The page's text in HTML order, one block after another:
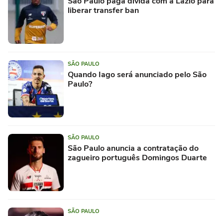
liberar transfer ban
SÃO PAULO
Quando Iago será anunciado pelo São
Paulo?
SÃO PAULO
São Paulo anuncia a contratação do
zagueiro português Domingos Duarte
SÃO PAULO